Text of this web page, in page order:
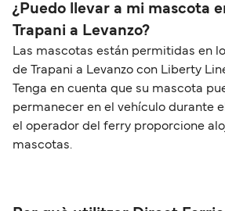
¿Puedo llevar a mi mascota
Trapani a Levanzo?
Las mascotas están permitidas en
de Trapani a Levanzo con Liberty
Tenga en cuenta que su mascota
permanecer en el vehículo durante
el operador del ferry proporcione
mascotas.